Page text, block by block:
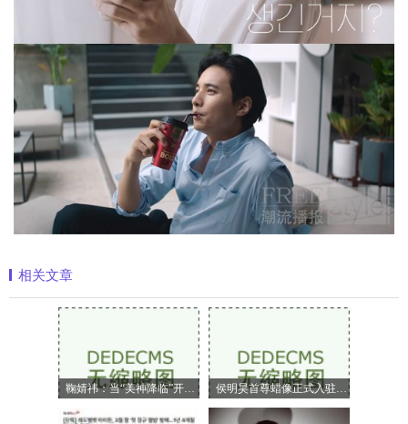
相关文章
鞠婧祎：当“美神降临”开始定义嗅觉美 侯明昊首尊蜡像正式入驻上海杜莎夫人蜡